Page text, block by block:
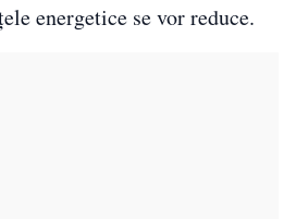
energetice se vor reduce.